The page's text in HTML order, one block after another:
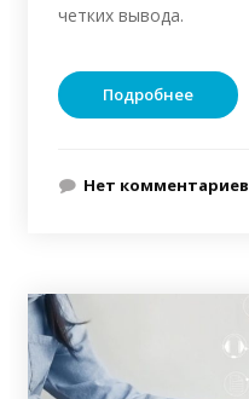
четких вывода.
Подробнее
Нет комментариев